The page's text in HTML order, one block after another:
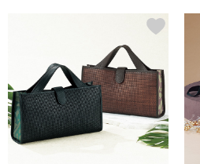
Miss Kyouko／ミスキョウコ